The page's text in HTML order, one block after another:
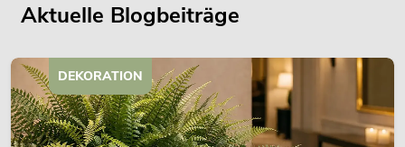
179,00€
Aktuelle Blogbeiträge
DEKORATION